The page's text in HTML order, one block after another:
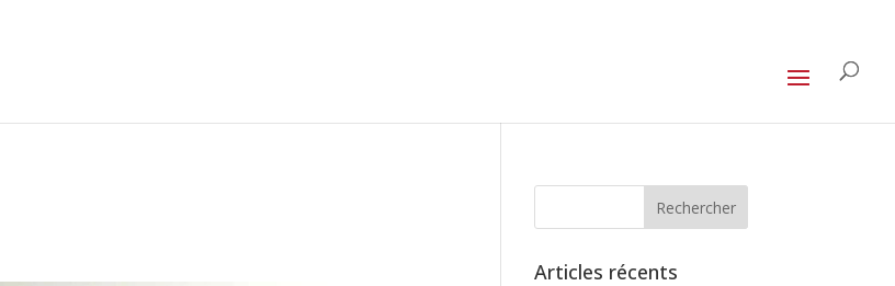
Articles récents